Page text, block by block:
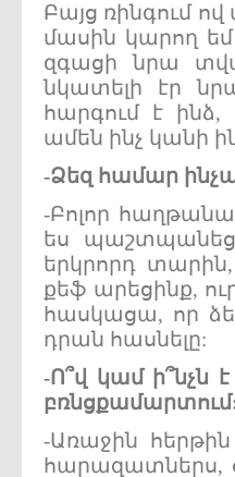
Բայց ռինգում
մասին կարող
զգացի նրա
նկատելի էր
հարգում է
ամեն ինչ կանի
-Ձեզ համար
-Բոլոր
ես
երկրորդ տարին,
քեֆ արեցինք,
հասկացա, որ
դրան հասնելը:
-Ո՞վ կամ ի՞նչն է
-Առաջին
հարազատներս,